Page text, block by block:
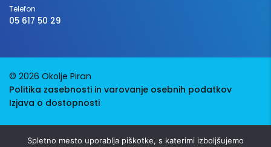
Telefon
05 617 50 29
© 2026 Okolje Piran
Politika zasebnosti in varovanje osebnih podatkov
Izjava o dostopnosti
Avtorji:Spletno mesto uporablja piškotke, s katerimi izboljšujemo